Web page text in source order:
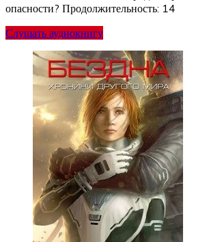
опасности? Продолжительность: 14
Слушать аудиокнигу